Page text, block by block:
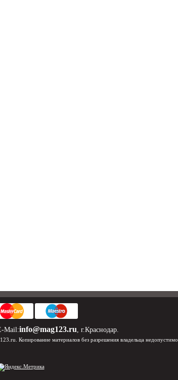
Mail:info@mag123.ru, г.Краснодар.
Копирование материалов без разрешения владельца недопустимо.